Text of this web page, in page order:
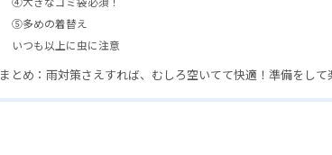
⑤多めの着替え
いつも以上に虫に注意
まとめ：雨対策さえすれば、むしろ空いてて快適！準備をして